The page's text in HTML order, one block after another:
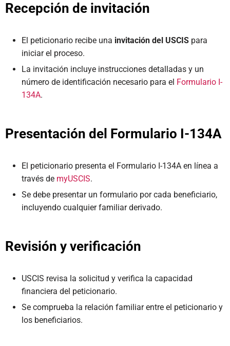
Recepción de invitación
El peticionario recibe una invitación del USCIS para
iniciar el proceso.
La invitación incluye instrucciones detalladas y un
número de identificación necesario para el Formulario I-
134A.
Presentación del Formulario I-134A
El peticionario presenta el Formulario I-134A en línea a
través de myUSCIS.
Se debe presentar un formulario por cada beneficiario,
incluyendo cualquier familiar derivado.
Revisión y verificación
USCIS revisa la solicitud y verifica la capacidad
financiera del peticionario.
Se comprueba la relación familiar entre el peticionario y
los beneficiarios.